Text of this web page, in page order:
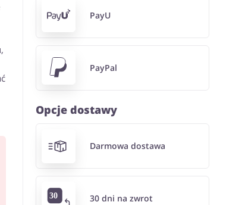
PayU
PayPal
Opcje dostawy
Darmowa dostawa
30 dni na zwrot